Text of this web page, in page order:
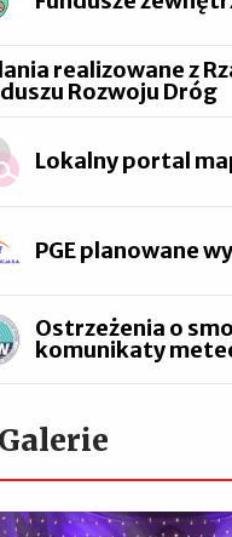
realizowane z
Rozwoju Dróg
Lokalny portal
PGE planowane
Ostrzeżenia o
komunikaty
Galerie